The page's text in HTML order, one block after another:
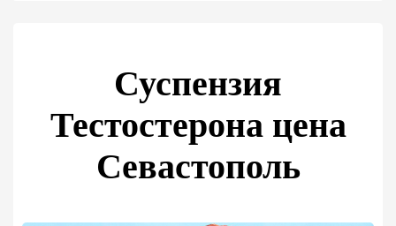
Суспензия
Тестостерона цена
Севастополь